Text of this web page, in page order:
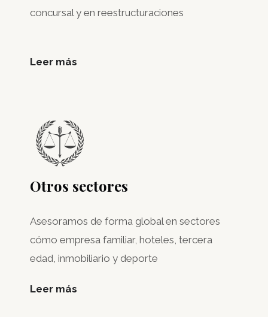
concursal y en reestructuraciones
Leer más
Otros sectores
Asesoramos de forma global en sectores
cómo empresa familiar, hoteles, tercera
edad, inmobiliario y deporte
Leer más